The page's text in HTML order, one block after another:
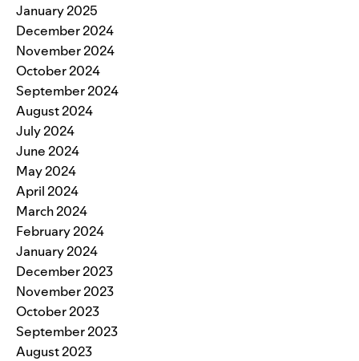
January 2025
December 2024
November 2024
October 2024
September 2024
August 2024
July 2024
June 2024
May 2024
April 2024
March 2024
February 2024
January 2024
December 2023
November 2023
October 2023
September 2023
August 2023